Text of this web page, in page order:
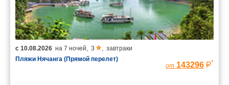
с 10.08.2026 на 7 ночей, 3 , завтраки
Пляжи Нячанга (Прямой перелет)
от 143296 *